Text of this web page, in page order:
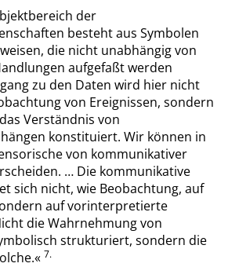
der
besteht aus Symbolen
die nicht unabhängig von
aufgefaßt werden
zu den Daten wird hier nicht
von Ereignissen, sondern
Verständnis von
konstituiert. Wir können in
von kommunikativer
… Die kommunikative
sich nicht, wie Beobachtung, auf
auf vorinterpretierte
die Wahrnehmung von
strukturiert, sondern die
« 7.